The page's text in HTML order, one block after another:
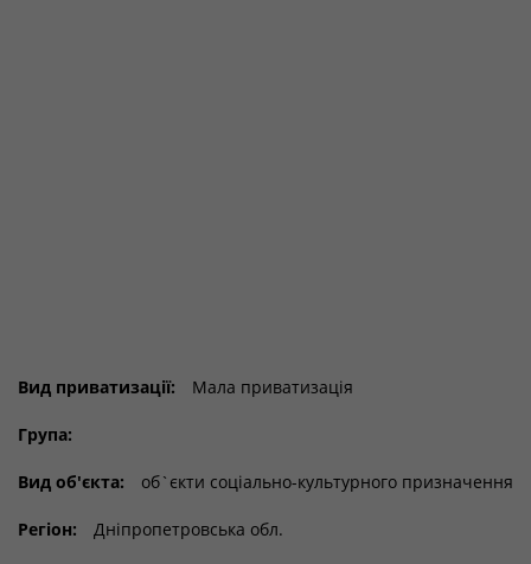
Вид приватизації: Мала приватизація
Група:
Вид об'єкта: об`єкти соціально-культурного призначення
Регіон: Дніпропетровська обл.